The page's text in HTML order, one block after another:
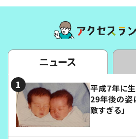
ニュース
平成7年に
29年後の姿
敵すぎる」